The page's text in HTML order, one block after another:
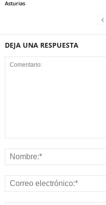
Asturias
DEJA UNA RESPUESTA